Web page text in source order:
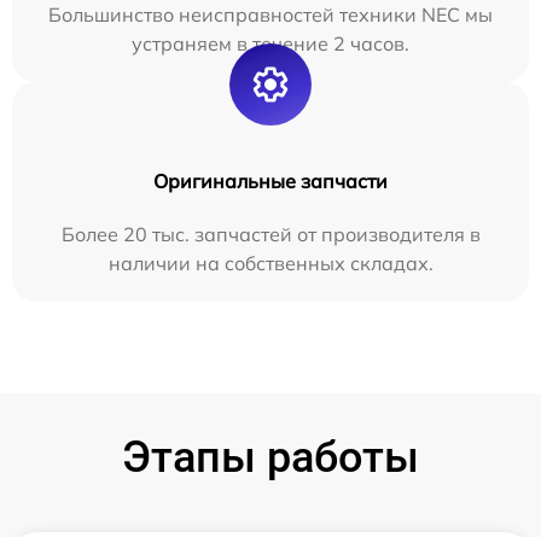
Большинство неисправностей техники NEC мы
устраняем в течение 2 часов.
Оригинальные запчасти
Более 20 тыс. запчастей от производителя в
наличии на собственных складах.
Этапы работы